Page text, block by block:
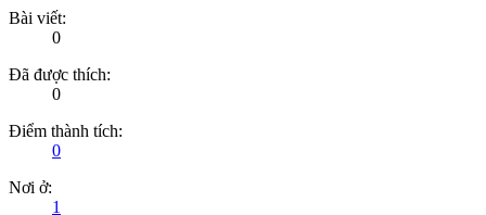
Bài viết:
0
Đã được thích:
0
Điểm thành tích:
0
Nơi ở:
1